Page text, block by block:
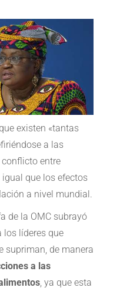
existen «tantas
a las
entre
que los efectos
a nivel mundial.
de la OMC subrayó
los líderes que
supriman, de manera
a las
, ya que esta